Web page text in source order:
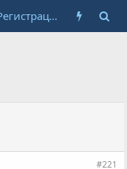
Регистрация
#221